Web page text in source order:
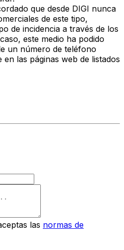
que desde DIGI nunca
de este tipo,
de incidencia a través de los
este medio ha podido
un número de teléfono
las páginas web de listados
las normas de